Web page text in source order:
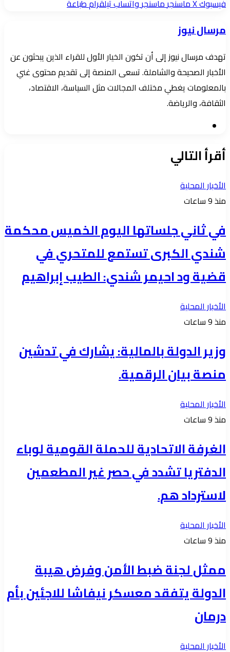
بريدا
فيسبوك‫Xماسنجرماسنجرواتسابتيلقرامطباعة
مرسال نيوز
تهدف مرسال نيوز إلى أن تكون الخيار الأول للقراء الذين يبحثون عن
الأخبار الصحيحة والشاملة. تسعى المنصة إلى تقديم محتوى غني
بالمعلومات يغطي مختلف المجالات مثل السياسة، الاقتصاد،
الثقافة، والرياضة.
أقرأ التالي
الأخبار المحلية
منذ 9 ساعات
في ثاني جلساتها اليوم الخميس محكمة
شندي الكبرى تستمع للمتحري في
قضية ود احيمر شندي: الطيب إبراهيم
الأخبار المحلية
منذ 9 ساعات
وزير الدولة بالمالية: يشارك في تدشين
منصة بيان الرقمية.
الأخبار المحلية
منذ 9 ساعات
الغرفة الاتحادية للحملة القومية لوباء
الدفتريا تشدد في حصر غير المطعمين
لاسترداد هم.
الأخبار المحلية
منذ 9 ساعات
ممثل لجنة ضبط الأمن وفرض هيبة
الدولة يتفقد معسكر نيفاشا للاجئين بأم
درمان
الأخبار المحلية